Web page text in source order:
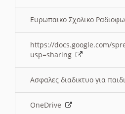
Ευρωπαικο Σχολικο
https://docs.google.com/
usp=sharing
Ασφαλες διαδικτυο για
OneDrive